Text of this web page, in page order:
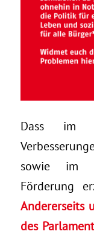
Dass im
sowie im
Förderung
Andererseits
des